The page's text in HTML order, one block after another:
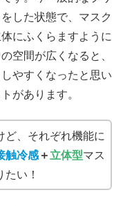
した状態で、マスク
にふくらますように
空間が広くなると、
やすくなったと思い
があります。
ど、それぞれ機能に
触冷感＋立体型マス
い！